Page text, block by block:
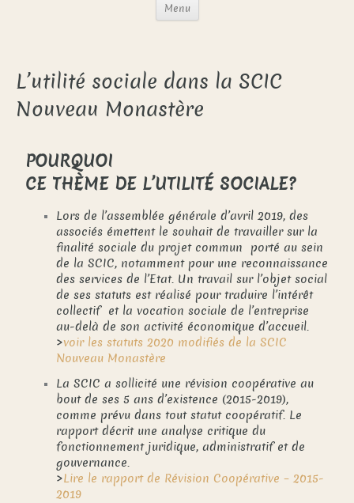
Menu
L’utilité sociale dans la SCIC
Nouveau Monastère
POURQUOI
CE THÈME DE L’UTILITÉ SOCIALE?
Lors de l’assemblée générale d’avril 2019, des
associés émettent le souhait de travailler sur la
finalité sociale du projet commun porté au sein
de la SCIC, notamment pour une reconnaissance
des services de l’Etat. Un travail sur l’objet social
de ses statuts est réalisé pour traduire l’intérêt
collectif et la vocation sociale de l’entreprise
au-delà de son activité économique d’accueil.
>voir les statuts 2020 modifiés de la SCIC
Nouveau Monastère
La SCIC a sollicité une révision coopérative au
bout de ses 5 ans d’existence (2015-2019),
comme prévu dans tout statut coopératif. Le
rapport décrit une analyse critique du
fonctionnement juridique, administratif et de
gouvernance.
>Lire le rapport de Révision Coopérative – 2015-
2019